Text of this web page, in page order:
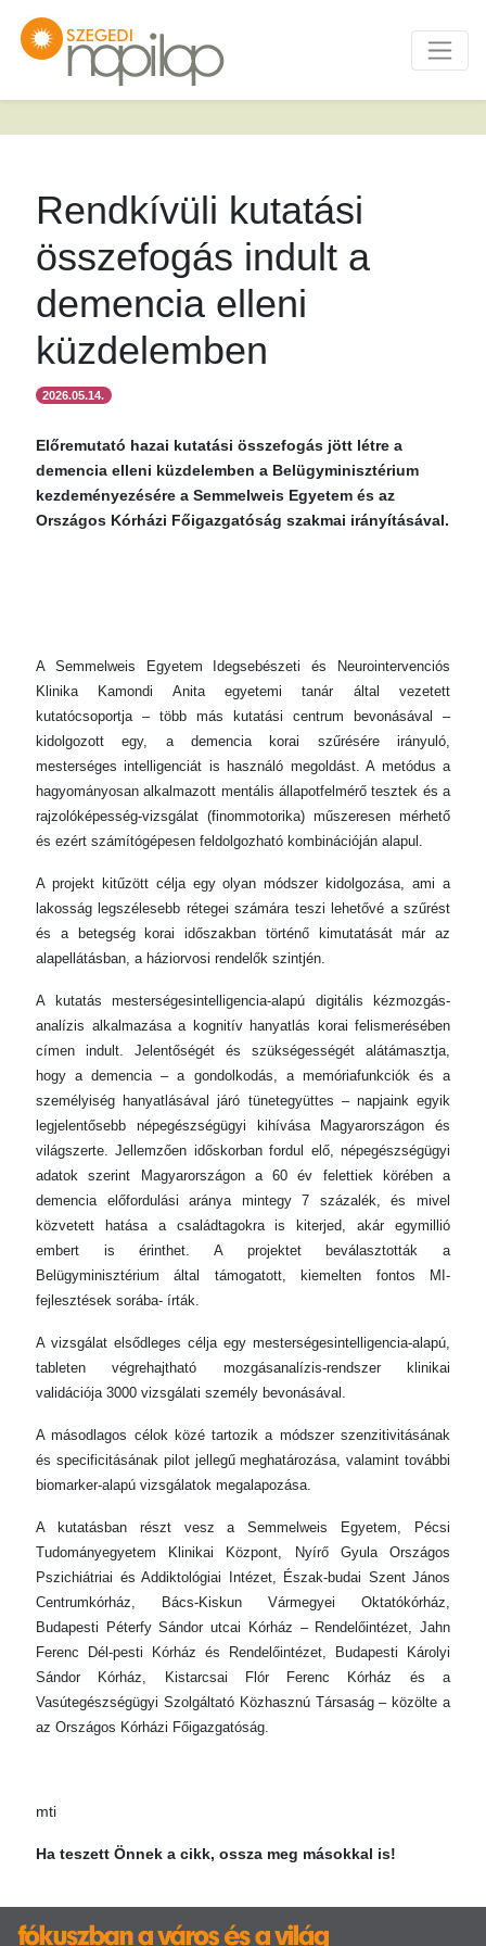
Rendkívüli kutatási
összefogás indult a
demencia elleni
küzdelemben
2026.05.14.
Előremutató hazai kutatási összefogás jött létre a
demencia elleni küzdelemben a Belügyminisztérium
kezdeményezésére a Semmelweis Egyetem és az
Országos Kórházi Főigazgatóság szakmai irányításával.
A Semmelweis Egyetem Idegsebészeti és Neurointervenciós
Klinika Kamondi Anita egyetemi tanár által vezetett
kutatócsoportja – több más kutatási centrum bevonásával –
kidolgozott egy, a demencia korai szűrésére irányuló,
mesterséges intelligenciát is használó megoldást. A metódus a
hagyományosan alkalmazott mentális állapotfelmérő tesztek és a
rajzolóképesség-vizsgálat (finommotorika) műszeresen mérhető
és ezért számítógépesen feldolgozható kombinációján alapul.
A projekt kitűzött célja egy olyan módszer kidolgozása, ami a
lakosság legszélesebb rétegei számára teszi lehetővé a szűrést
és a betegség korai időszakban történő kimutatását már az
alapellátásban, a háziorvosi rendelők szintjén.
A kutatás mesterségesintelligencia-alapú digitális kézmozgás-
analízis alkalmazása a kognitív hanyatlás korai felismerésében
címen indult. Jelentőségét és szükségességét alátámasztja,
hogy a demencia – a gondolkodás, a memóriafunkciók és a
személyiség hanyatlásával járó tünetegyüttes – napjaink egyik
legjelentősebb népegészségügyi kihívása Magyarországon és
világszerte. Jellemzően időskorban fordul elő, népegészségügyi
adatok szerint Magyarországon a 60 év felettiek körében a
demencia előfordulási aránya mintegy 7 százalék, és mivel
közvetett hatása a családtagokra is kiterjed, akár egymillió
embert is érinthet. A projektet beválasztották a
Belügyminisztérium által támogatott, kiemelten fontos MI-
fejlesztések sorába- írták.
A vizsgálat elsődleges célja egy mesterségesintelligencia-alapú,
tableten végrehajtható mozgásanalízis-rendszer klinikai
validációja 3000 vizsgálati személy bevonásával.
A másodlagos célok közé tartozik a módszer szenzitivitásának
és specificitásának pilot jellegű meghatározása, valamint további
biomarker-alapú vizsgálatok megalapozása.
A kutatásban részt vesz a Semmelweis Egyetem, Pécsi
Tudományegyetem Klinikai Központ, Nyírő Gyula Országos
Pszichiátriai és Addiktológiai Intézet, Észak-budai Szent János
Centrumkórház, Bács-Kiskun Vármegyei Oktatókórház,
Budapesti Péterfy Sándor utcai Kórház – Rendelőintézet, Jahn
Ferenc Dél-pesti Kórház és Rendelőintézet, Budapesti Károlyi
Sándor Kórház, Kistarcsai Flór Ferenc Kórház és a
Vasútegészségügyi Szolgáltató Közhasznú Társaság – közölte a
az Országos Kórházi Főigazgatóság.
mti
Ha teszett Önnek a cikk, ossza meg másokkal is!